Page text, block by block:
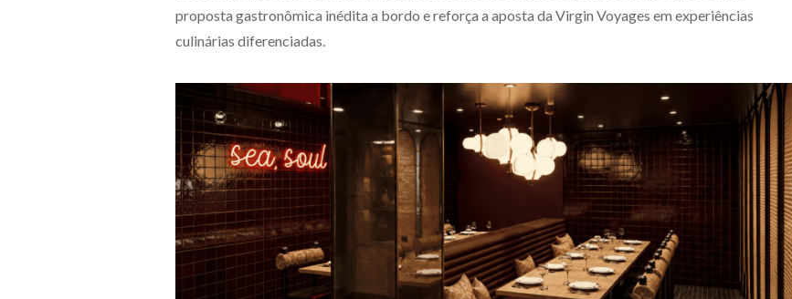
proposta gastronômica inédita a bordo e reforça a aposta da Virgin Voyages em experiências
culinárias diferenciadas.